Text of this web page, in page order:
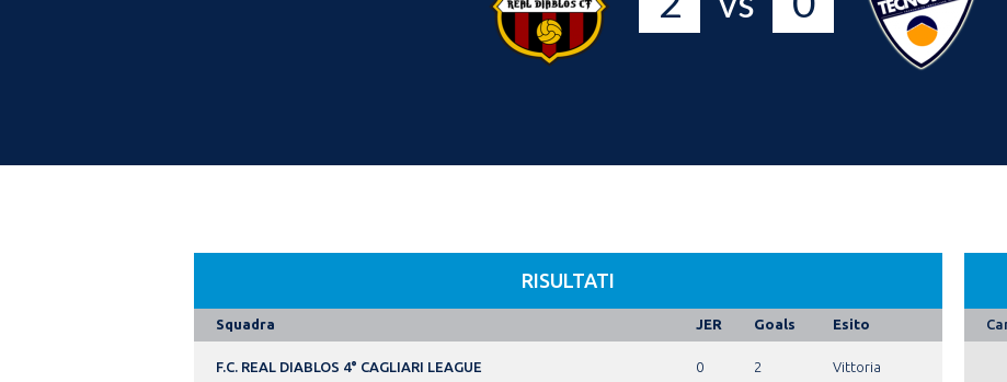
RISULTATI
Squadra JER Goals Esito
F.C. REAL DIABLOS 4° CAGLIARI LEAGUE 0 2 Vittoria